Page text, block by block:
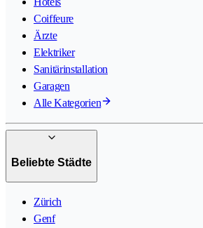
Coiffeure
Ärzte
Elektriker
Sanitärinstallation
Garagen
Alle Kategorien
Beliebte Städte
Zürich
Genf